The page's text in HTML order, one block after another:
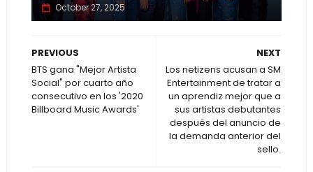
October 27, 2025
NEXT
Los netizens acusan a SM
Entertainment de tratar a
un aprendiz mejor que a
sus artistas debutantes
después del anuncio de
la demanda anterior del
sello.
PREVIOUS
BTS gana "Mejor Artista
Social" por cuarto año
consecutivo en los '2020
Billboard Music Awards'